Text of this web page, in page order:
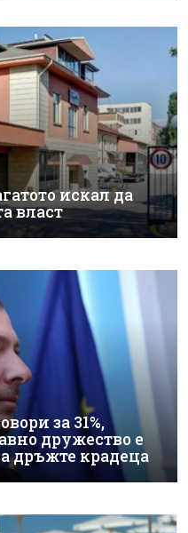
искал да
власт
за 31%,
дружество е
дръжте крадеца